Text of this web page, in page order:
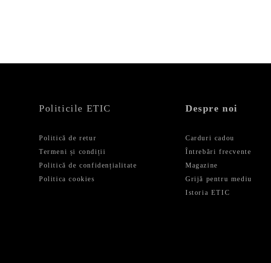
Politicile ETIC
Politică de retur
Termeni și condiții
Politică de confidențialitate
Politica cookies
Despre noi
Carduri cadou
Întrebări frecvente
Magazine
Grijă pentru mediu
Istoria ETIC